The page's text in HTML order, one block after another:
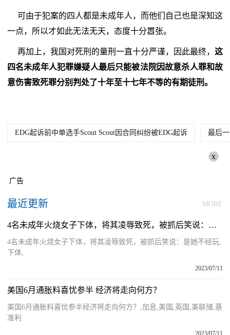
可由于犯案的四人都是未成年人，而他们自己也是深知这
一点，所以才如此无法无天，态度十分嚣张。
再加上，我国对死刑的量刑一直十分严谨，因此最终， 这
四名未成年人犯罪嫌疑人最后只能被法院因故意杀人罪和故
意伤害致死罪分别判处了十年至十七年不等的有期徒刑。
EDG起诉前中单选手Scout Scout因合同纠纷被EDG起诉 最后
x
广告
最近更新 MORE
4名未成年火烧女子下体，将其凌辱致死，被抓后笑说：是她不经玩
4名未成年火烧女子下体，将其凌辱致死，被抓后笑说：是她不经玩,
下体,
2023/07/11
美国6月通胀料喜忧参半 经济将走向何方？
美国6月通胀料喜忧参半经济将走向何方？,加息,美国,英国,美联储,基
准利
2023/07/11